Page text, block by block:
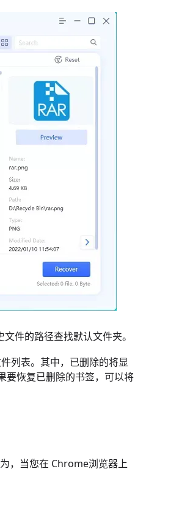
件的路径查找默认文件夹。
列表。其中，已删除的将显
要恢复已删除的书签，可以将
，当您在 Chrome浏览器上